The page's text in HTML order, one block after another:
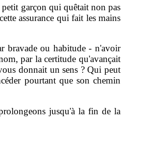
garçon qui quêtait non pas
assurance qui fait les mains
bravade ou habitude - n'avoir
par la certitude qu'avançait
donnait un sens ? Qui peut
pourtant que son chemin
jusqu'à la fin de la